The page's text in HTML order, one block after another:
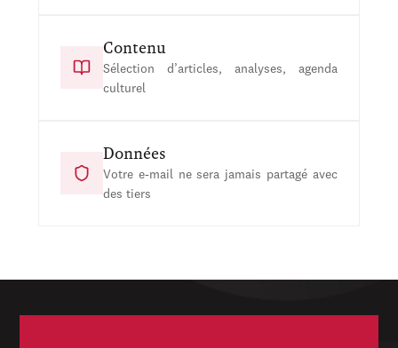
Contenu
Sélection d’articles, analyses, agenda
culturel
Données
Votre e-mail ne sera jamais partagé avec
des tiers